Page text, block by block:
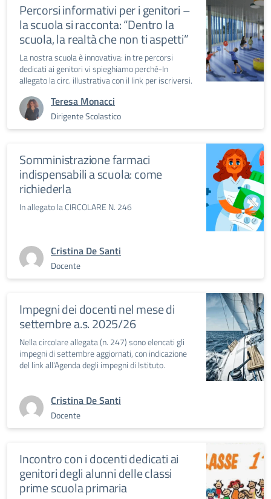
Percorsi informativi per i genitori –
la scuola si racconta: “Dentro la
scuola, la realtà che non ti aspetti”
La nostra scuola è innovativa: in tre percorsi
dedicati ai genitori vi spieghiamo perché-In
allegato la circ. illustrativa con il link per iscriversi.
Teresa Monacci
Dirigente Scolastico
Somministrazione farmaci
indispensabili a scuola: come
richiederla
In allegato la CIRCOLARE N. 246
Cristina De Santi
Docente
Impegni dei docenti nel mese di
settembre a.s. 2025/26
Nella circolare allegata (n. 247) sono elencati gli
impegni di settembre aggiornati, con indicazione
del link all'Agenda degli impegni di Istituto.
Cristina De Santi
Docente
Incontro con i docenti dedicati ai
genitori degli alunni delle classi
prime scuola primaria